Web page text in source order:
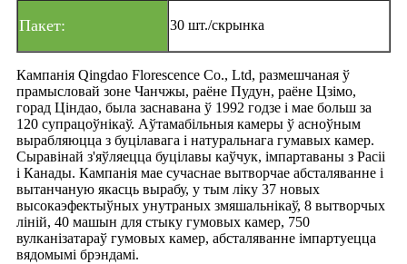
Пакет: 30 шт./скрынка
Кампанія Qingdao Florescence Co., Ltd, размешчаная ў
прамысловай зоне Чанчжы, раёне Пудун, раёне Цзімо,
горад Ціндао, была заснавана ў 1992 годзе і мае больш за
120 супрацоўнікаў. Аўтамабільныя камеры ў асноўным
вырабляюцца з буцілавага і натуральнага гумавых камер.
Сыравінай з'яўляецца буцілавы каўчук, імпартаваны з Расіі
і Канады. Кампанія мае сучаснае вытворчае абсталяванне і
вытанчаную якасць вырабу, у тым ліку 37 новых
высокаэфектыўных унутраных змяшальнікаў, 8 вытворчых
ліній, 40 машын для стыку гумовых камер, 750
вулканізатараў гумовых камер, абсталяванне імпартуецца
вядомымі брэндамі.